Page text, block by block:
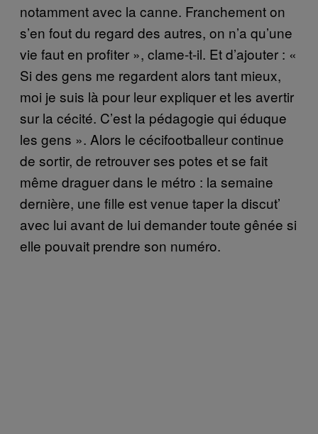
notamment avec la canne. Franchement on
s’en fout du regard des autres, on n’a qu’une
vie faut en profiter », clame-t-il. Et d’ajouter : «
Si des gens me regardent alors tant mieux,
moi je suis là pour leur expliquer et les avertir
sur la cécité. C’est la pédagogie qui éduque
les gens ». Alors le cécifootballeur continue
de sortir, de retrouver ses potes et se fait
même draguer dans le métro : la semaine
dernière, une fille est venue taper la discut’
avec lui avant de lui demander toute gênée si
elle pouvait prendre son numéro.